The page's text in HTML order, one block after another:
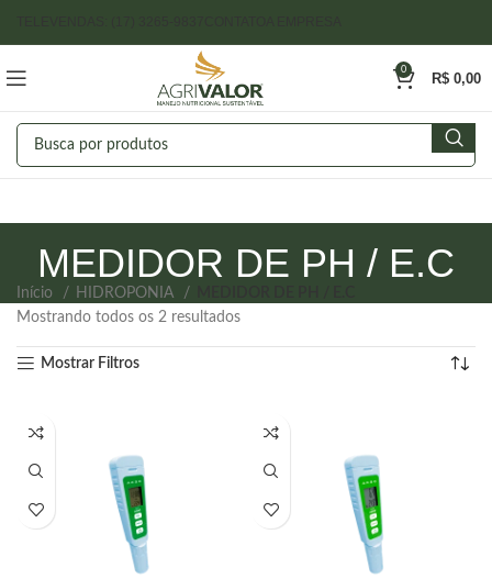
0 R$0,00
MEDIDOR DE PH / E.C
Início HIDROPONIA
Mostrando todos os 2 resultados
Mostrar Filtros